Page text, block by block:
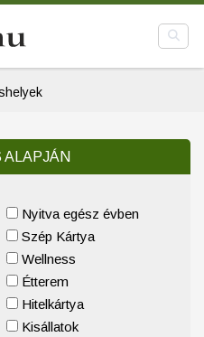
ALAPJÁN
Nyitva egész évben
Szép Kártya
Wellness
Étterem
Hitelkártya
Kisállatok